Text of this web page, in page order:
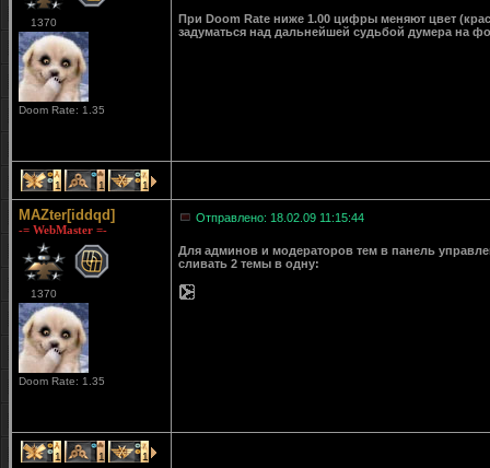
1370
Doom Rate: 1.35
При Doom Rate ниже 1.00 цифры меняют цвет
задуматься над дальнейшей судьбой думера на
1 1 1
MAZter[iddqd]
-= WebMaster =-
1370
Doom Rate: 1.35
Отправлено: 18.02.09 11:15:44
Для админов и модераторов тем в панель
сливать 2 темы в одну:
1 1 1